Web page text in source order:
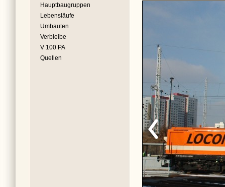
Hauptbaugruppen
Lebensläufe
Umbauten
Verbleibe
V 100 PA
Quellen